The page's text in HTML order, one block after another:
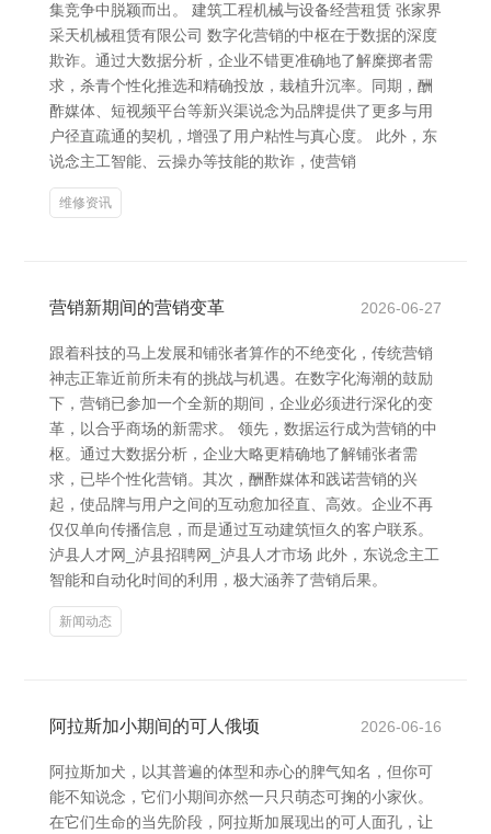
集竞争中脱颖而出。 建筑工程机械与设备经营租赁 张家界
采天机械租赁有限公司 数字化营销的中枢在于数据的深度
欺诈。通过大数据分析，企业不错更准确地了解糜掷者需
求，杀青个性化推选和精确投放，栽植升沉率。同期，酬
酢媒体、短视频平台等新兴渠说念为品牌提供了更多与用
户径直疏通的契机，增强了用户粘性与真心度。 此外，东
说念主工智能、云操办等技能的欺诈，使营销
维修资讯
营销新期间的营销变革 2026-06-27
跟着科技的马上发展和铺张者算作的不绝变化，传统营销
神志正靠近前所未有的挑战与机遇。在数字化海潮的鼓励
下，营销已参加一个全新的期间，企业必须进行深化的变
革，以合乎商场的新需求。 领先，数据运行成为营销的中
枢。通过大数据分析，企业大略更精确地了解铺张者需
求，已毕个性化营销。其次，酬酢媒体和践诺营销的兴
起，使品牌与用户之间的互动愈加径直、高效。企业不再
仅仅单向传播信息，而是通过互动建筑恒久的客户联系。
泸县人才网_泸县招聘网_泸县人才市场 此外，东说念主工
智能和自动化时间的利用，极大涵养了营销后果。
新闻动态
阿拉斯加小期间的可人俄顷 2026-06-16
阿拉斯加犬，以其普遍的体型和赤心的脾气知名，但你可
能不知说念，它们小期间亦然一只只萌态可掬的小家伙。
在它们生命的当先阶段，阿拉斯加展现出的可人面孔，让